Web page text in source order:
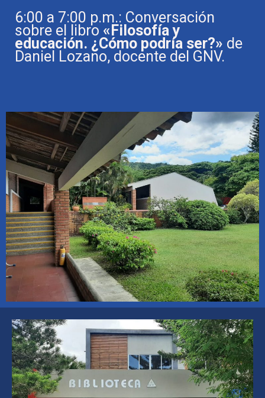
6:00 a 7:00 p.m.: Conversación
sobre el libro «Filosofía y
educación. ¿Cómo podría ser?» de
Daniel Lozano, docente del GNV.